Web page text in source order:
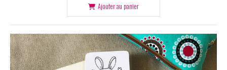
Ajouter au panier